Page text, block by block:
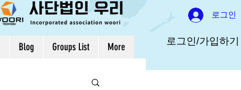
Blog Groups List More
로그인
로그인/가입하기